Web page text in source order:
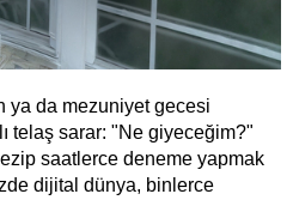
ya da mezuniyet gecesi
telaş sarar: "Ne giyeceğim?"
saatlerce deneme yapmak
dijital dünya, binlerce